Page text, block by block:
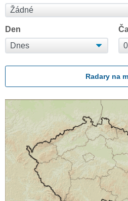
Den
Radary na